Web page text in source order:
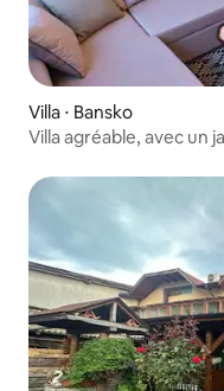
Villa ⋅ Bansko
Villa agréable, avec un